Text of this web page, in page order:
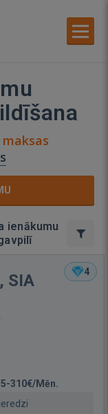
maksas
ienākumu
4
SIA
310€/Mēn.